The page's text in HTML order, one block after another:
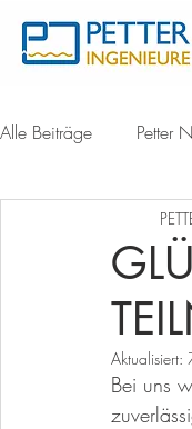
Alle Beiträge Petter
Aktualisiert:
Bei uns